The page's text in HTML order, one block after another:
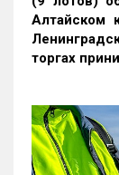
Алтайском
торгах